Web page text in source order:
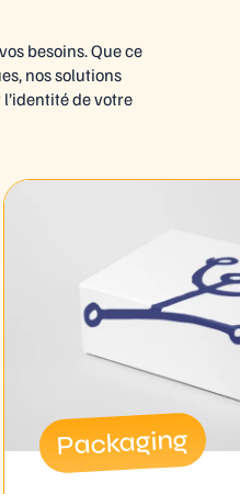
besoins. Que ce
nos solutions
de votre
Packaging